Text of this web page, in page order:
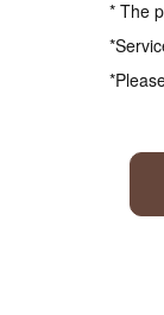
* The